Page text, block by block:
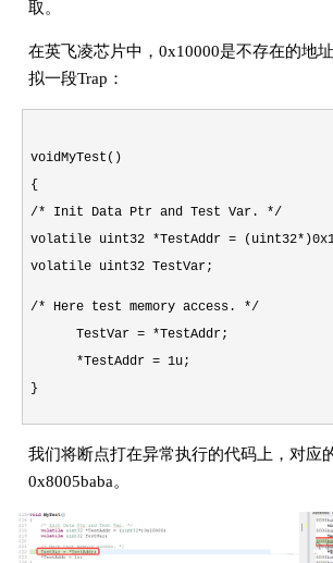
取。
在英飞凌芯片中，0x10000是不存在的地
拟一段Trap：
voidMyTest()
{
/* Init Data Ptr and Test Var. */
volatile uint32 *TestAddr =
volatile uint32 TestVar;
/* Here test memory access. */
TestVar = *TestAddr;
*TestAddr = 1u;
}
我们将断点打在异常执行的代码上，对应
0x8005baba。